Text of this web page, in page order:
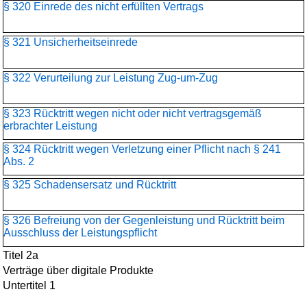
§ 320 Einrede des nicht erfüllten Vertrags
§ 321 Unsicherheitseinrede
§ 322 Verurteilung zur Leistung Zug-um-Zug
§ 323 Rücktritt wegen nicht oder nicht vertragsgemäß
erbrachter Leistung
§ 324 Rücktritt wegen Verletzung einer Pflicht nach § 241
Abs. 2
§ 325 Schadensersatz und Rücktritt
§ 326 Befreiung von der Gegenleistung und Rücktritt beim
Ausschluss der Leistungspflicht
Titel 2a
Verträge über digitale Produkte
Untertitel 1